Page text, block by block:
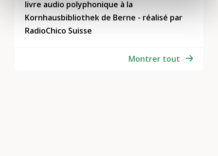
livre audio polyphonique à la
Kornhausbibliothek de Berne - réalisé par
RadioChico Suisse
Montrer tout